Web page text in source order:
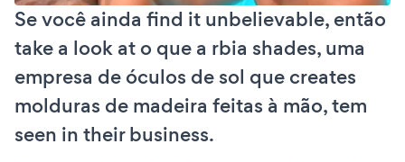
Se você ainda find it unbelievable, então
take a look at o que a rbia shades, uma
empresa de óculos de sol que creates
molduras de madeira feitas à mão, tem
seen in their business.